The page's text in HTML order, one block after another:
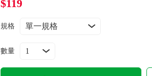
$119
規格
數量